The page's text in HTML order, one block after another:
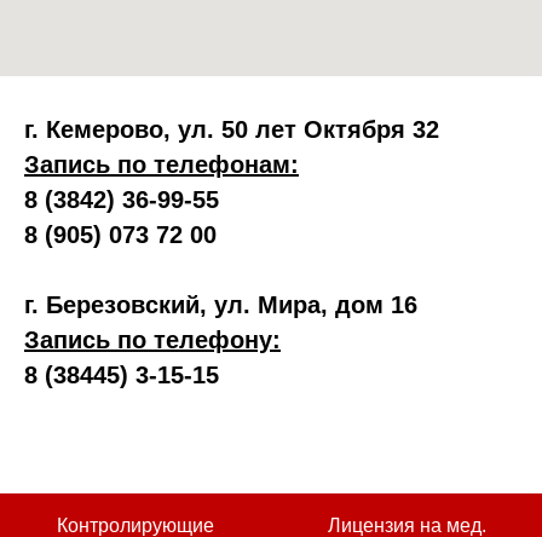
г. Кемерово, ул. 50 лет Октября 32
Запись по телефонам:
8 (3842) 36-99-55
8 (905) 073 72 00
г. Березовский, ул. Мира, дом 16
Запись по телефону:
8 (38445) 3-15-15
Контролирующие
Лицензия на мед.